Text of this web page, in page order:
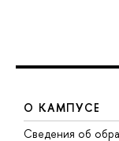
О КАМПУСЕ
Сведения об